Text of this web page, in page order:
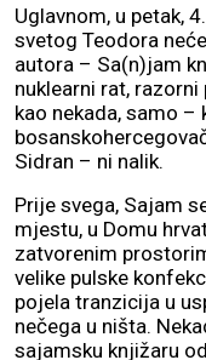
Uglavnom, u petak,
svetog Teodora
autora – Sa(n)jam
nuklearni rat,
kao nekada, samo –
Sidran – ni nalik.
Prije svega, Sajam
mjestu, u Domu
zatvorenim
velike pulske
pojela tranzicija u
nečega u ništa.
sajamsku knjižaru